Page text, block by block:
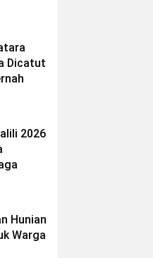
Dicatut
2026
Hunian
Warga